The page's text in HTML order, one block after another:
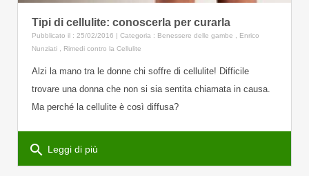
Tipi di cellulite: conoscerla per curarla
Pubblicato il : 25/02/2016 | Categoria : Benessere delle gambe , Enrico
Nunziati , Rimedi contro la Cellulite
Alzi la mano tra le donne chi soffre di cellulite! Difficile
trovare una donna che non si sia sentita chiamata in causa.
Ma perché la cellulite è così diffusa?
search Leggi di più